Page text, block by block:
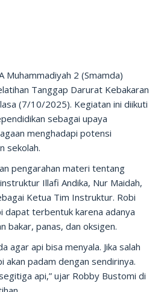
Muhammadiyah 2 (Smamda)
Tanggap Darurat Kebakaran
(7/10/2025). Kegiatan ini diikuti
sebagai upaya
menghadapi potensi
sekolah.
pengarahan materi tentang
Illafi Andika, Nur Maidah,
Ketua Tim Instruktur. Robi
dapat terbentuk karena adanya
bakar, panas, dan oksigen.
agar api bisa menyala. Jika salah
akan padam dengan sendirinya.
api,” ujar Robby Bustomi di